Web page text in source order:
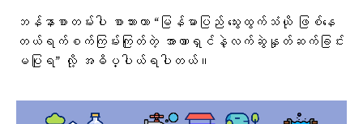
ဘန်နာစာတမ်းပါ စာသားဟာ “မြန်မာပြည် သွေးထွက်သံယို ဖြစ်နေ
တယ်ရက်စက်ကြမ်းကြုတ်တဲ့ အာဏာရှင်နဲ့လက်ဆွဲနှုတ်ဆက်ခြင်း
မပြုရ” လို့ အဓိပ္ပါယ်ရပါတယ်။